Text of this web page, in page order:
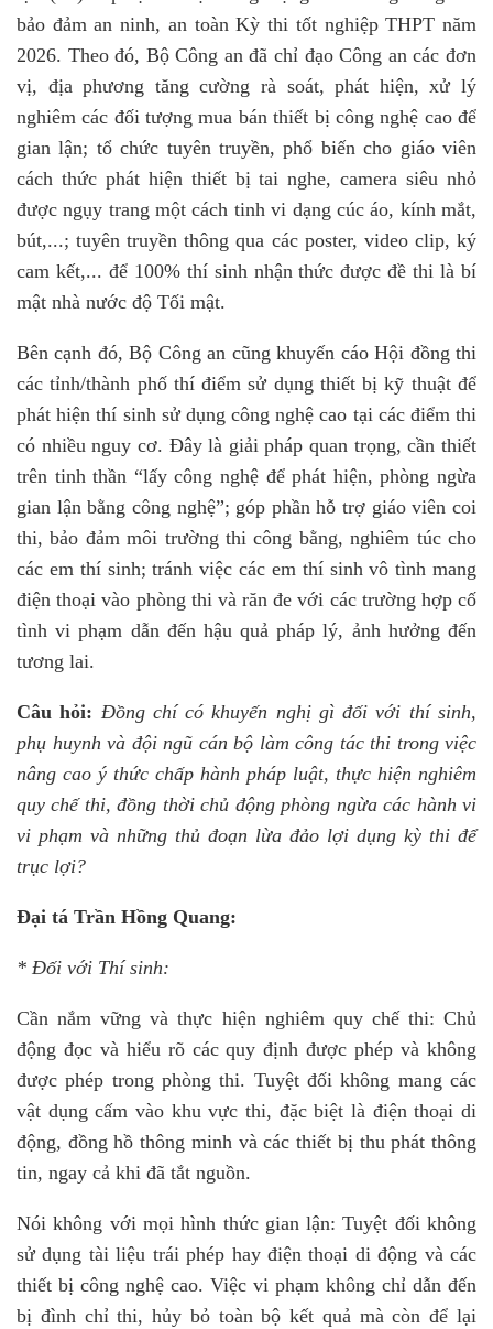
bảo đảm an ninh, an toàn Kỳ thi tốt nghiệp THPT năm
2026. Theo đó, Bộ Công an đã chỉ đạo Công an các đơn
vị, địa phương tăng cường rà soát, phát hiện, xử lý
nghiêm các đối tượng mua bán thiết bị công nghệ cao để
gian lận; tổ chức tuyên truyền, phổ biến cho giáo viên
cách thức phát hiện thiết bị tai nghe, camera siêu nhỏ
được ngụy trang một cách tinh vi dạng cúc áo, kính mắt,
bút,...; tuyên truyền thông qua các poster, video clip, ký
cam kết,... để 100% thí sinh nhận thức được đề thi là bí
mật nhà nước độ Tối mật.
Bên cạnh đó, Bộ Công an cũng khuyến cáo Hội đồng thi
các tỉnh/thành phố thí điểm sử dụng thiết bị kỹ thuật để
phát hiện thí sinh sử dụng công nghệ cao tại các điểm thi
có nhiều nguy cơ. Đây là giải pháp quan trọng, cần thiết
trên tinh thần “lấy công nghệ để phát hiện, phòng ngừa
gian lận bằng công nghệ”; góp phần hỗ trợ giáo viên coi
thi, bảo đảm môi trường thi công bằng, nghiêm túc cho
các em thí sinh; tránh việc các em thí sinh vô tình mang
điện thoại vào phòng thi và răn đe với các trường hợp cố
tình vi phạm dẫn đến hậu quả pháp lý, ảnh hưởng đến
tương lai.
Câu hỏi: Đồng chí có khuyến nghị gì đối với thí sinh,
phụ huynh và đội ngũ cán bộ làm công tác thi trong việc
nâng cao ý thức chấp hành pháp luật, thực hiện nghiêm
quy chế thi, đồng thời chủ động phòng ngừa các hành vi
vi phạm và những thủ đoạn lừa đảo lợi dụng kỳ thi để
trục lợi?
Đại tá Trần Hồng Quang:
* Đối với Thí sinh:
Cần nắm vững và thực hiện nghiêm quy chế thi: Chủ
động đọc và hiểu rõ các quy định được phép và không
được phép trong phòng thi. Tuyệt đối không mang các
vật dụng cấm vào khu vực thi, đặc biệt là điện thoại di
động, đồng hồ thông minh và các thiết bị thu phát thông
tin, ngay cả khi đã tắt nguồn.
Nói không với mọi hình thức gian lận: Tuyệt đối không
sử dụng tài liệu trái phép hay điện thoại di động và các
thiết bị công nghệ cao. Việc vi phạm không chỉ dẫn đến
bị đình chỉ thi, hủy bỏ toàn bộ kết quả mà còn để lại